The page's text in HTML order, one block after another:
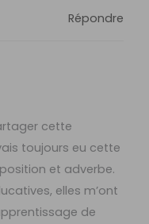
Répondre
cette
toujours eu cette
et adverbe.
elles m’ont
de